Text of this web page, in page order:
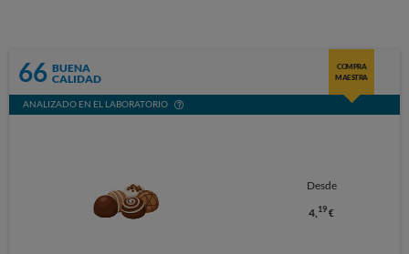
66 BUENA
CALIDAD
COMPRA
MAESTRA
ANALIZADO EN EL LABORATORIO
Desde
4, 19 €